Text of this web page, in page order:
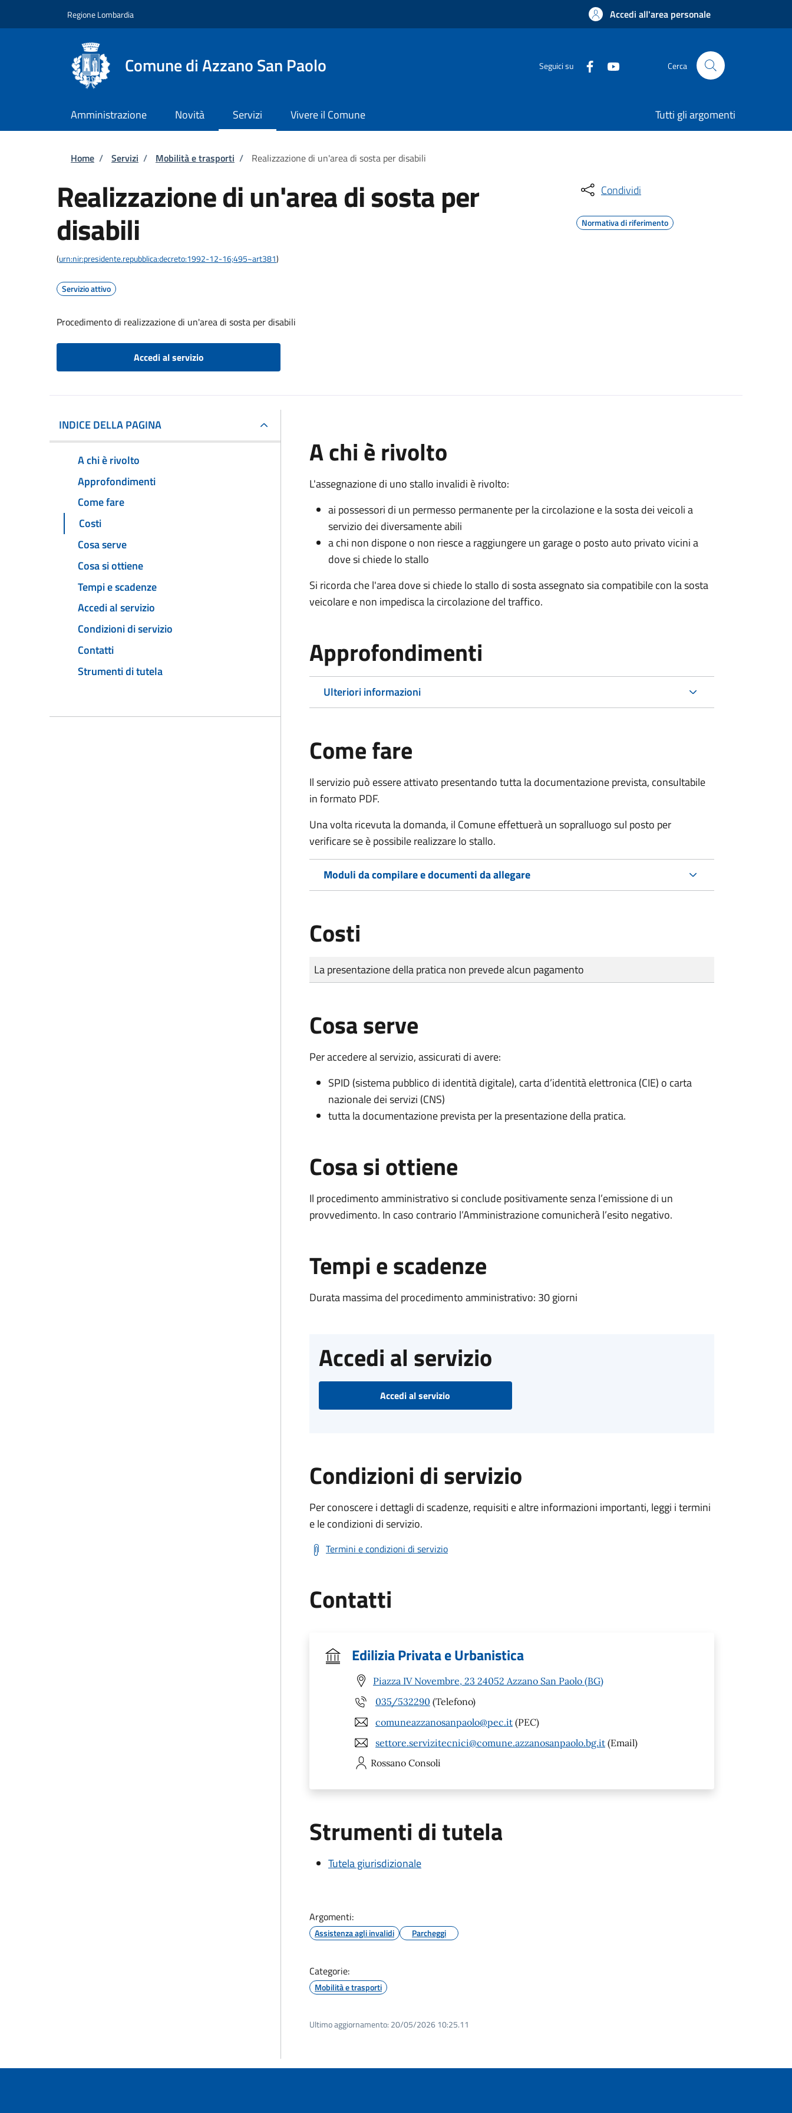
Regione Lombardia Accedi all'area personale
Comune di Azzano San Paolo Seguici su Cerca
Amministrazione Novità Servizi Vivere il Comune Tutti gli argomenti
Briciole di pane
Home / Servizi / Mobilità e trasporti / Realizzazione di un'area di sosta per disabili
Realizzazione di un'area di sosta per
disabili
(urn:nir:presidente.repubblica:decreto:1992-12-16;495~art381)
Servizio attivo
Procedimento di realizzazione di un'area di sosta per disabili
Accedi al servizio
Condividi
Normativa di riferimento
INDICE DELLA PAGINA
A chi è rivolto
Approfondimenti
Come fare
Costi
Cosa serve
Cosa si ottiene
Tempi e scadenze
Accedi al servizio
Condizioni di servizio
Contatti
Strumenti di tutela
A chi è rivolto
L'assegnazione di uno stallo invalidi è rivolto:
ai possessori di un permesso permanente per la circolazione e la sosta dei veicoli a
servizio dei diversamente abili
a chi non dispone o non riesce a raggiungere un garage o posto auto privato vicini a
dove si chiede lo stallo
Si ricorda che l'area dove si chiede lo stallo di sosta assegnato sia compatibile con la sosta
veicolare e non impedisca la circolazione del traffico.
Approfondimenti
Ulteriori informazioni
Come fare
Il servizio può essere attivato presentando tutta la documentazione prevista, consultabile
in formato PDF.
Una volta ricevuta la domanda, il Comune effettuerà un sopralluogo sul posto per
verificare se è possibile realizzare lo stallo.
Moduli da compilare e documenti da allegare
Costi
Tipo di pagamento
Importo
La presentazione della pratica non prevede alcun pagamento
Cosa serve
Per accedere al servizio, assicurati di avere:
SPID (sistema pubblico di identità digitale), carta d’identità elettronica (CIE) o carta
nazionale dei servizi (CNS)
tutta la documentazione prevista per la presentazione della pratica.
Cosa si ottiene
Il procedimento amministrativo si conclude positivamente senza l’emissione di un
provvedimento. In caso contrario l’Amministrazione comunicherà l’esito negativo.
Tempi e scadenze
Durata massima del procedimento amministrativo: 30 giorni
Accedi al servizio
Accedi al servizio
Condizioni di servizio
Per conoscere i dettagli di scadenze, requisiti e altre informazioni importanti, leggi i termini
e le condizioni di servizio.
Termini e condizioni di servizio
Contatti
Edilizia Privata e Urbanistica
Piazza IV Novembre, 23 24052 Azzano San Paolo (BG)
035/532290 (Telefono)
comuneazzanosanpaolo@pec.it (PEC)
settore.servizitecnici@comune.azzanosanpaolo.bg.it (Email)
Rossano Consoli
Strumenti di tutela
Tutela giurisdizionale
Argomenti:
Assistenza agli invalidi Parcheggi
Categorie:
Mobilità e trasporti
Ultimo aggiornamento: 20/05/2026 10:25.11